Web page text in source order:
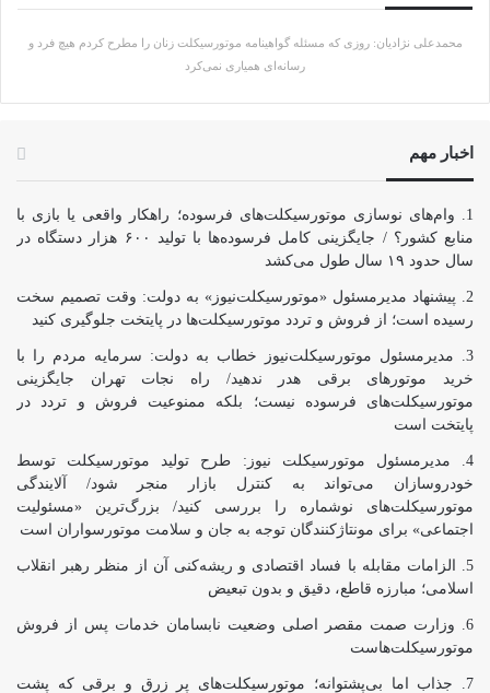
محمدعلی نژادیان: روزی که مسئله گواهینامه موتورسیکلت زنان را مطرح کردم هیچ فرد و
رسانه‌ای همیاری نمی‌کرد
اخبار مهم
وام‌های نوسازی موتورسیکلت‌های فرسوده؛ راهکار واقعی یا بازی با
منابع کشور؟ / جایگزینی کامل فرسوده‌ها با تولید ۶۰۰ هزار دستگاه در
سال حدود ۱۹ سال طول می‌کشد
پیشنهاد مدیرمسئول «موتورسیکلت‌نیوز» به دولت: وقت تصمیم سخت
رسیده است؛ از فروش و تردد موتورسیکلت‌ها در پایتخت جلوگیری کنید
مدیرمسئول موتورسیکلت‌نیوز خطاب به دولت: سرمایه مردم را با
خرید موتورهای برقی هدر ندهید/ راه نجات تهران جایگزینی
موتورسیکلت‌های فرسوده نیست؛ بلکه ممنوعیت فروش و تردد در
پایتخت است
مدیرمسئول موتورسیکلت نیوز: طرح تولید موتورسیکلت توسط
خودروسازان می‌تواند به کنترل بازار منجر شود/ آلایندگی
موتورسیکلت‌های نوشماره را بررسی کنید/ بزرگ‌ترین «مسئولیت
اجتماعی» برای مونتاژکنندگان توجه به جان و سلامت موتورسواران است
الزامات مقابله با فساد اقتصادی و ریشه‌کنی آن از منظر رهبر انقلاب
اسلامی؛ مبارزه قاطع، دقیق و بدون تبعیض
وزارت صمت مقصر اصلی وضعیت نابسامان خدمات پس از فروش
موتورسیکلت‌هاست
جذاب اما بی‌پشتوانه؛ موتورسیکلت‌های پر زرق‌ و برقی که پشت